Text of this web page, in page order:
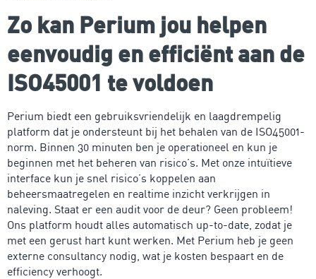
Zo kan Perium jou helpen
eenvoudig en efficiënt aan de
ISO45001 te voldoen
Perium biedt een gebruiksvriendelijk en laagdrempelig
platform dat je ondersteunt bij het behalen van de ISO45001-
norm. Binnen 30 minuten ben je operationeel en kun je
beginnen met het beheren van risico’s. Met onze intuïtieve
interface kun je snel risico’s koppelen aan
beheersmaatregelen en realtime inzicht verkrijgen in
naleving. Staat er een audit voor de deur? Geen probleem!
Ons platform houdt alles automatisch up-to-date, zodat je
met een gerust hart kunt werken. Met Perium heb je geen
externe consultancy nodig, wat je kosten bespaart en de
efficiency verhoogt.